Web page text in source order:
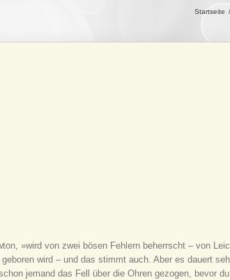
Startseite
»wird von zwei bösen Fehlern beherrscht – von
wird – und das stimmt auch. Aber es dauert
jemand das Fell über die Ohren gezogen, bevor